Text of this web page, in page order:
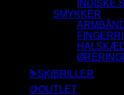
INDISKE
SMYKKER
⛷️SKIBRILLER
🪙OUTLET